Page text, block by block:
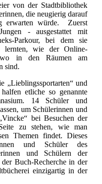
von der Stadtbibliothek
die neugierig darauf
erwarten würde. Zuerst
- ausgestattet mit
Parkour, bei dem sie
lernten, wie der Online-
wo in den Räumen am
sind.
„Lieblingssportarten“ und
etliche so genannte
14 Schüler und
um Schülerinnen und
bei Besuchen der
zu stehen, wie man
Themen findet. Dieses
und Schüler des
und Schülern der
Buch-Recherche in der
einzigartig in der